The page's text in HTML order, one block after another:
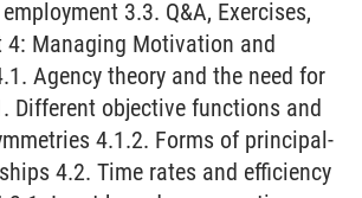
3.3. Q&A, Exercises,
4: Managing Motivation and
Agency theory and the need for
Different objective functions and
4.1.2. Forms of principal-
4.2. Time rates and efficiency